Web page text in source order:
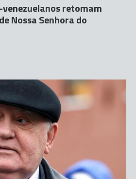
retomam
Nossa Senhora do